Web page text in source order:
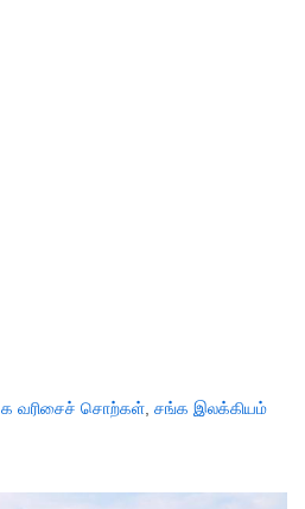
க வரிசைச் சொற்கள், சங்க இலக்கியம்